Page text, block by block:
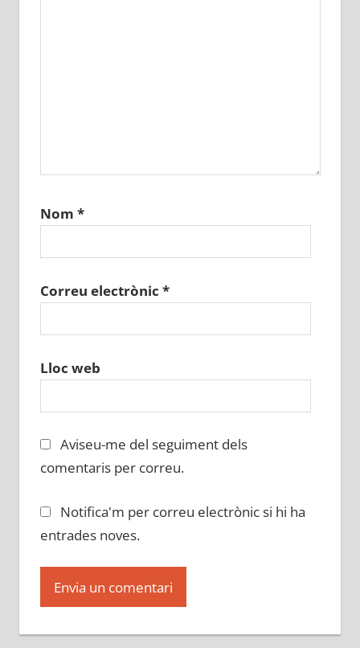
Nom *
Correu electrònic *
Lloc web
Aviseu-me del seguiment dels
comentaris per correu.
Notifica'm per correu electrònic si hi ha
entrades noves.